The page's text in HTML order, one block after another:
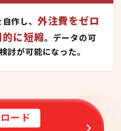
作し、 外注費をゼロ
に短縮。データの可
討が可能になった。
ード